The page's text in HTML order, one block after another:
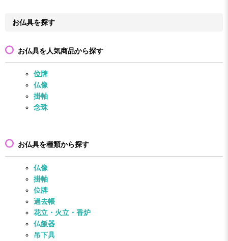
お仏具を探す
お仏具を人気商品から探す
位牌
仏像
掛軸
念珠
お仏具を種類から探す
仏像
掛軸
位牌
過去帳
花立・火立・香炉
仏飯器
吊下具